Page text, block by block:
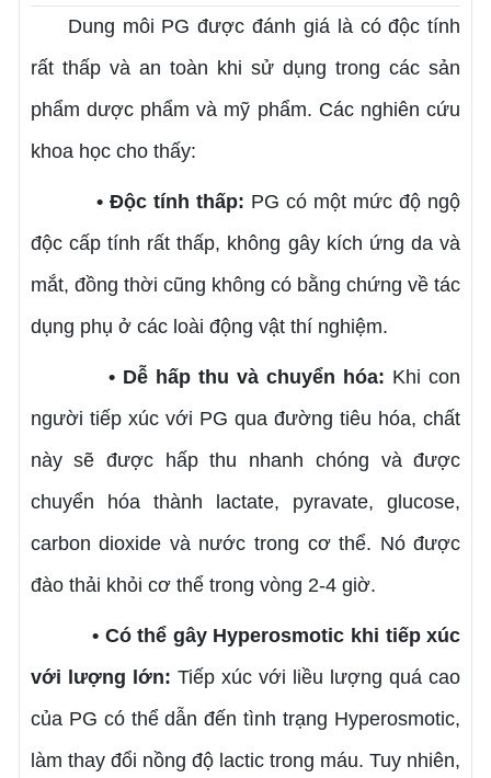
Dung môi PG được đánh giá là có độc tính
rất thấp và an toàn khi sử dụng trong các sản
phẩm dược phẩm và mỹ phẩm. Các nghiên cứu
khoa học cho thấy:
• Độc tính thấp: PG có một mức độ ngộ
độc cấp tính rất thấp, không gây kích ứng da và
mắt, đồng thời cũng không có bằng chứng về tác
dụng phụ ở các loài động vật thí nghiệm.
• Dễ hấp thu và chuyển hóa: Khi con
người tiếp xúc với PG qua đường tiêu hóa, chất
này sẽ được hấp thu nhanh chóng và được
chuyển hóa thành lactate, pyravate, glucose,
carbon dioxide và nước trong cơ thể. Nó được
đào thải khỏi cơ thể trong vòng 2-4 giờ.
• Có thể gây Hyperosmotic khi tiếp xúc
với lượng lớn: Tiếp xúc với liều lượng quá cao
của PG có thể dẫn đến tình trạng Hyperosmotic,
làm thay đổi nồng độ lactic trong máu. Tuy nhiên,